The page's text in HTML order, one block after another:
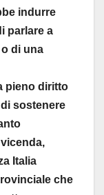
indurre
parlare a
di una
pieno diritto
sostenere
Italia
che